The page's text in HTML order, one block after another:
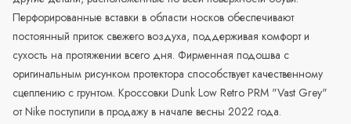
Перфорированные вставки в области носков обеспечивают
постоянный приток свежего воздуха, поддерживая комфорт и
сухость на протяжении всего дня. Фирменная подошва с
оригинальным рисунком протектора способствует качественному
сцеплению с грунтом. Кроссовки Dunk Low Retro PRM "Vast Grey"
от Nike поступили в продажу в начале весны 2022 года.